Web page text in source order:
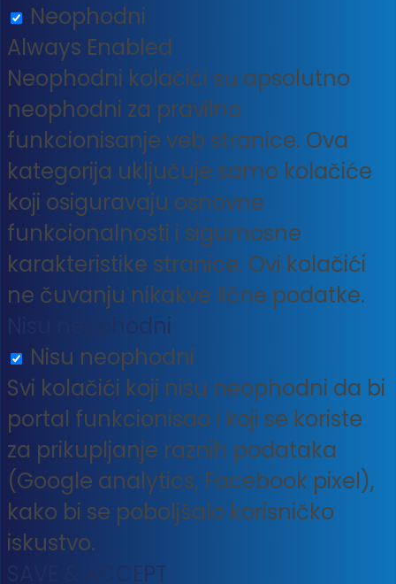
Neophodni
Always Enabled
Neophodni kolačići su apsolutno
neophodni za pravilno
funkcionisanje veb stranice. Ova
kategorija uključuje samo kolačiće
koji osiguravaju osnovne
funkcionalnosti i sigurnosne
karakteristike stranice. Ovi kolačići
ne čuvanju nikakve lične podatke.
Nisu neophodni
Nisu neophodni
Svi kolačići koji nisu neophodni da bi
portal funkcionisao i koji se koriste
za prikupljanje raznih podataka
(Google analytics, Facebook pixel),
kako bi se poboljšalo korisničko
iskustvo.
SAVE & ACCEPT